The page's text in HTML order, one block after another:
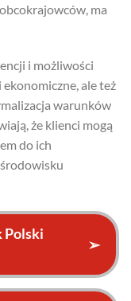
ma
i możliwości
ale też
warunków
że klienci mogą
do ich
Polski
➢